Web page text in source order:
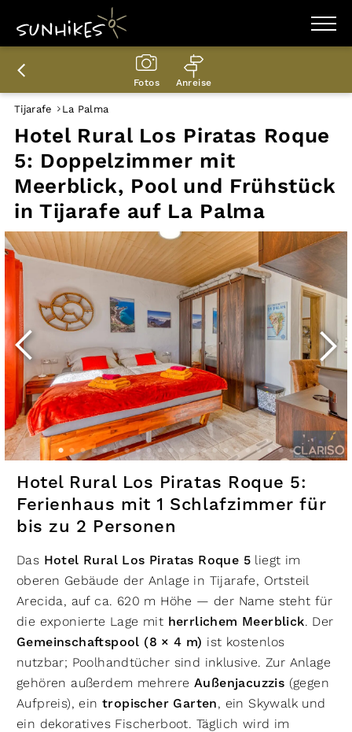
WANDERZIELE
WANDERUNGEN
ENTDECKEN
MAGAZIN
PLANER
Fotos Anreise
Hotel Rural Los Piratas Roque
5: Doppelzimmer mit
Meerblick, Pool und Frühstück
in Tijarafe auf La Palma
Tijarafe La Palma
Hotel Rural Los Piratas Roque 5:
Ferienhaus mit 1 Schlafzimmer für
bis zu 2 Personen
Das Hotel Rural Los Piratas Roque 5 liegt im
oberen Gebäude der Anlage in Tijarafe, Ortsteil
Arecida, auf ca. 620 m Höhe — der Name steht für
die exponierte Lage mit herrlichem Meerblick. Der
Gemeinschaftspool (8 × 4 m) ist kostenlos
nutzbar; Poolhandtücher sind inklusive. Zur Anlage
gehören außerdem mehrere Außenjacuzzis (gegen
Aufpreis), eintropischer Garten, ein Skywalk und
ein dekoratives Fischerboot. Täglich wird im